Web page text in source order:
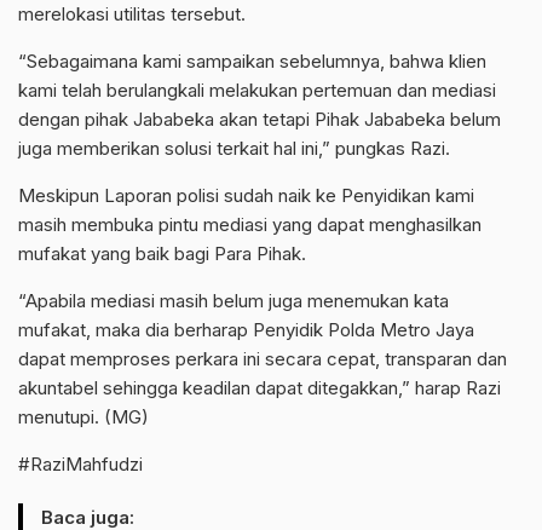
merelokasi utilitas tersebut.
“Sebagaimana kami sampaikan sebelumnya, bahwa klien
kami telah berulangkali melakukan pertemuan dan mediasi
dengan pihak Jababeka akan tetapi Pihak Jababeka belum
juga memberikan solusi terkait hal ini,” pungkas Razi.
Meskipun Laporan polisi sudah naik ke Penyidikan kami
masih membuka pintu mediasi yang dapat menghasilkan
mufakat yang baik bagi Para Pihak.
“Apabila mediasi masih belum juga menemukan kata
mufakat, maka dia berharap Penyidik Polda Metro Jaya
dapat memproses perkara ini secara cepat, transparan dan
akuntabel sehingga keadilan dapat ditegakkan,” harap Razi
menutupi. (MG)
#RaziMahfudzi
Baca juga: